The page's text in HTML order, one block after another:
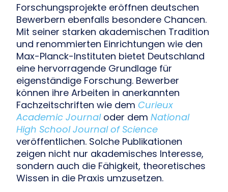
Forschungsprojekte eröffnen deutschen
Bewerbern ebenfalls besondere Chancen.
Mit seiner starken akademischen Tradition
und renommierten Einrichtungen wie den
Max-Planck-Instituten bietet Deutschland
eine hervorragende Grundlage für
eigenständige Forschung. Bewerber
können ihre Arbeiten in anerkannten
Fachzeitschriften wie dem Curieux
Academic Journaloder dem National
High School Journal of Science
veröffentlichen. Solche Publikationen
zeigen nicht nur akademisches Interesse,
sondern auch die Fähigkeit, theoretisches
Wissen in die Praxis umzusetzen.